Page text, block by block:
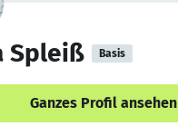
Spleiß Basis
Ganzes Profil ansehen